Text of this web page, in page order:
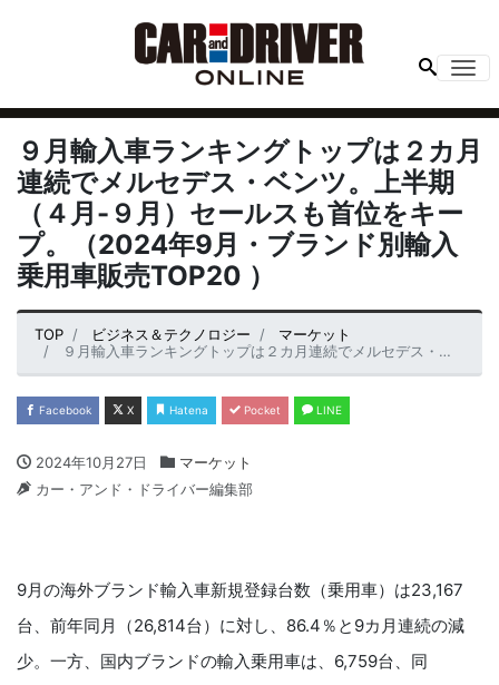
９月輸入車ランキングトップは２カ月
連続でメルセデス・ベンツ。上半期
（４月-９月）セールスも首位をキー
プ。（2024年9月・ブランド別輸入
乗用車販売TOP20 ）
TOP ビジネス＆テクノロジー
マーケット
９月輸入車ランキングトップは２カ月連続でメルセデス・ベンツ。上半期（４月-９月）セールスも首位をキープ。（2024年9月・ブランド別輸入乗用車販売TOP20 ）
Facebook X Hatena Pocket LINE
2024年10月27日
マーケット
カー・アンド・ドライバー編集部
9月の海外ブランド輸入車新規登録台数（乗用車）は23,167
台、前年同月（26,814台）に対し、86.4％と9カ月連続の減
少。一方、国内ブランドの輸入乗用車は、6,759台、同